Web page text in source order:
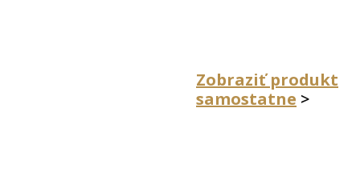
Zobraziť produkt
samostatne >